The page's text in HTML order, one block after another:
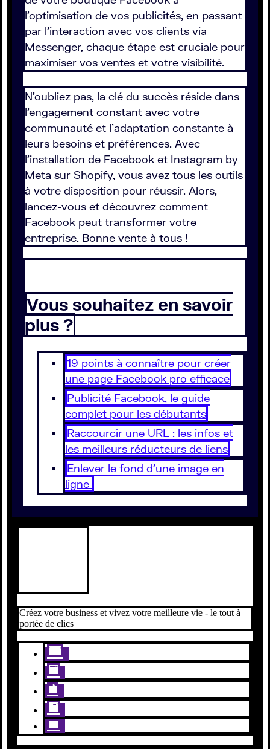
l'optimisation de vos publicités, en passant
par l'interaction avec vos clients via
Messenger, chaque étape est cruciale pour
maximiser vos ventes et votre visibilité.
N'oubliez pas, la clé du succès réside dans
l'engagement constant avec votre
communauté et l'adaptation constante à
leurs besoins et préférences. Avec
l'installation de Facebook et Instagram by
Meta sur Shopify, vous avez tous les outils
à votre disposition pour réussir. Alors,
lancez-vous et découvrez comment
Facebook peut transformer votre
entreprise. Bonne vente à tous !
Vous souhaitez en savoir
plus ?
19 points à connaître pour créer
une page Facebook pro efficace
Publicité Facebook, le guide
complet pour les débutants
Raccourcir une URL : les infos et
les meilleurs réducteurs de liens
Enlever le fond d’une image en
ligne
Créez votre business et vivez votre meilleure vie - le tout à
portée de clics